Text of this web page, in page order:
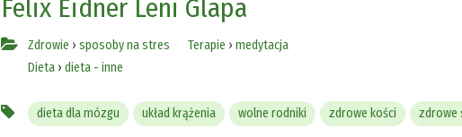
Felix Eidner Leni Glapa
Zdrowie › sposoby na stres
Dieta› dieta - inne
Terapie › medytacja
dieta dla mózgu układ krążenia wolne rodniki zdrowe kości zdrowe